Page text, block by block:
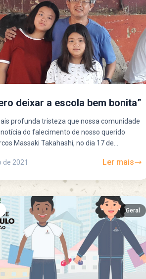
deixar a escola bem bonita”
profunda tristeza que nossa comunidade
do falecimento de nosso querido
Massaki Takahashi, no dia 17 de...
de 2021 Ler mais
Geral